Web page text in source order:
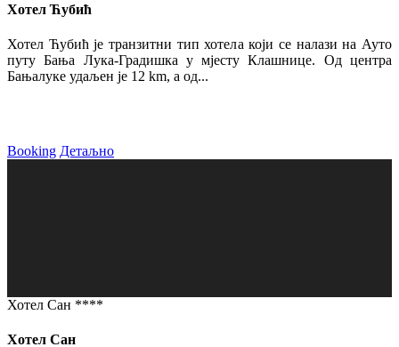
Хотел Ћубић
Хотел Ћубић је транзитни тип хотела који се налази на Ауто
путу Бања Лука-Градишка у мјесту Клашнице. Од центра
Бањалуке удаљен је 12 km, а од...
Booking Детаљно
Хотел Сан ****
Хотел Сан